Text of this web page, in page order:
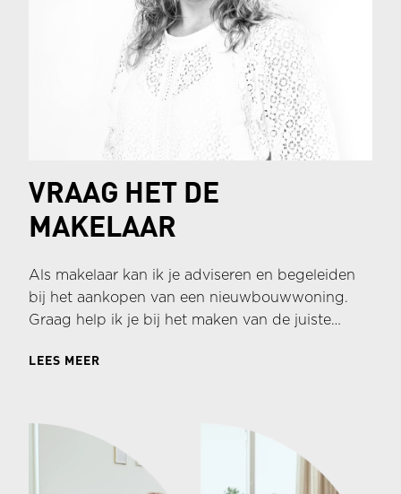
VRAAG HET DE
MAKELAAR
Als makelaar kan ik je adviseren en begeleiden
bij het aankopen van een nieuwbouwwoning.
Graag help ik je bij het maken van de juiste
aankoopproces. Hieronder vind je meer
Galder.
LEES MEER